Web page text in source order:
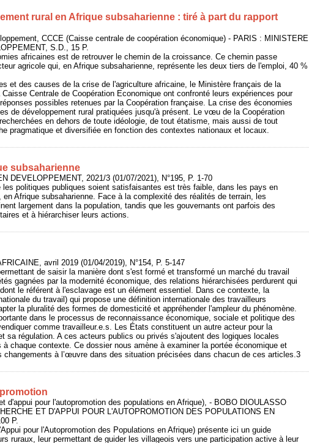
rural en Afrique subsaharienne : tiré à part du rapport
CCCE (Caisse centrale de coopération économique) - PARIS : MINISTERE
S.D., 15 P.
africaines est de retrouver le chemin de la croissance. Ce chemin passe
agricole qui, en Afrique subsaharienne, représente les deux tiers de l'emploi, 40 %
et des causes de la crise de l'agriculture africaine, le Ministère français de la
Centrale de Coopération Economique ont confronté leurs expériences pour
possibles retenues par la Coopération française. La crise des économies
de développement rural pratiquées jusqu'à présent. Le vœu de la Coopération
en dehors de toute idéologie, de tout étatisme, mais aussi de tout
pragmatique et diversifiée en fonction des contextes nationaux et locaux.
subsaharienne
DEVELOPPEMENT, 2021/3 (01/07/2021), N°195, P. 1-70
les politiques publiques soient satisfaisantes est très faible, dans les pays en
Afrique subsaharienne. Face à la complexité des réalités de terrain, les
largement dans la population, tandis que les gouvernants ont parfois des
et à hiérarchiser leurs actions.
avril 2019 (01/04/2019), N°154, P. 5-147
de saisir la manière dont s'est formé et transformé un marché du travail
gagnées par la modernité économique, des relations hiérarchisées perdurent qui
le référent à l'esclavage est un élément essentiel. Dans ce contexte, la
du travail) qui propose une définition internationale des travailleurs
la pluralité des formes de domesticité et appréhender l'ampleur du phénomène.
dans le processus de reconnaissance économique, sociale et politique des
comme travailleur.e.s. Les États constituent un autre acteur pour la
sa régulation. A ces acteurs publics ou privés s'ajoutent des logiques locales
chaque contexte. Ce dossier nous amène à examiner la portée économique et
à l’œuvre dans des situation précisées dans chacun de ces articles.3
d'appui pour l'autopromotion des populations en Afrique), - BOBO DIOULASSO
ET D'APPUI POUR L'AUTOPROMOTION DES POPULATIONS EN
P.
pour l'Autopromotion des Populations en Afrique) présente ici un guide
ruraux, leur permettant de guider les villageois vers une participation active à leur